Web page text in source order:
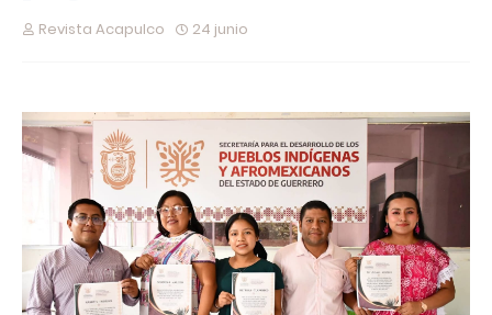
Revista Acapulco 24 junio